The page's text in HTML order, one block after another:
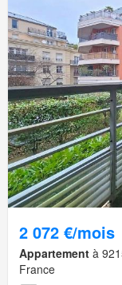
2 072 €/mois
Appartement à
France